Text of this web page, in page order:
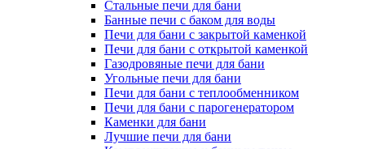
Стальные печи для бани
Банные печи с баком для воды
Печи для бани с закрытой каменкой
Печи для бани с открытой каменкой
Газодровяные печи для бани
Угольные печи для бани
Печи для бани с теплообменником
Печи для бани с парогенератором
Каменки для бани
Лучшие печи для бани